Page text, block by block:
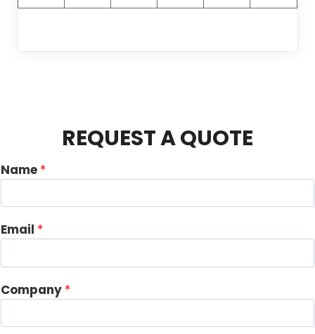
REQUEST A QUOTE
Name *
Email *
Company *